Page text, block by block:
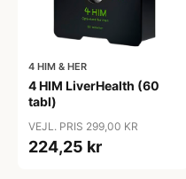
4 HIM & HER
4 HIM LiverHealth (60
tabl)
VEJL. PRIS 299,00 KR
224,25 kr